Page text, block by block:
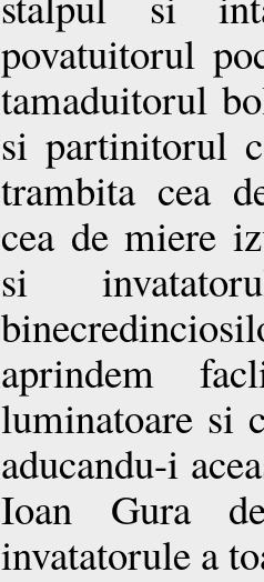
povatuitorul
tamaduitorul
si partinitorul
trambita cea
cea de miere
si
aprindem
luminatoare si
aducandu-i
Ioan Gura
invatatorule a